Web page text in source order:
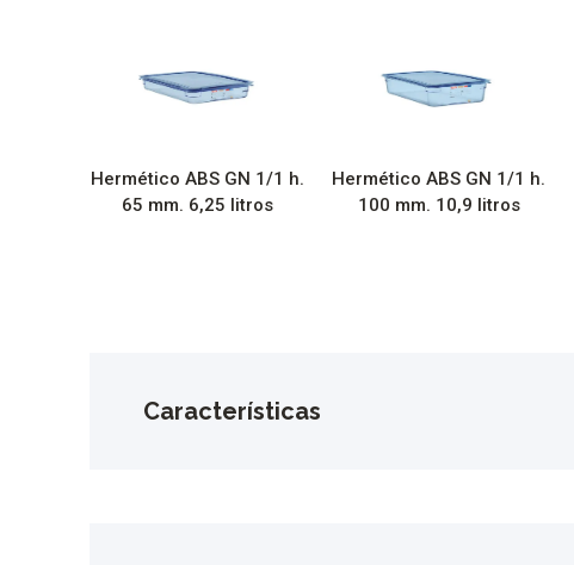
Hermético ABS GN 1/1 h.
65 mm. 6,25 litros
Hermético ABS GN 1/1 h.
100 mm. 10,9 litros
Características